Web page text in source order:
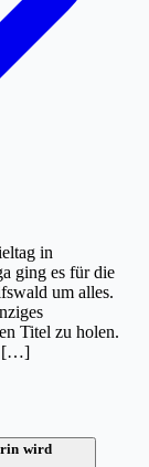
in
ging es für die
um alles.
Titel zu holen.
[…]